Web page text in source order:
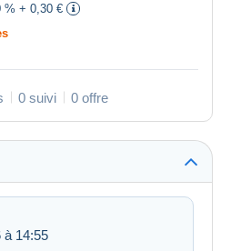
% + 0,30 €
0 suivi 0 offre
à 14:55